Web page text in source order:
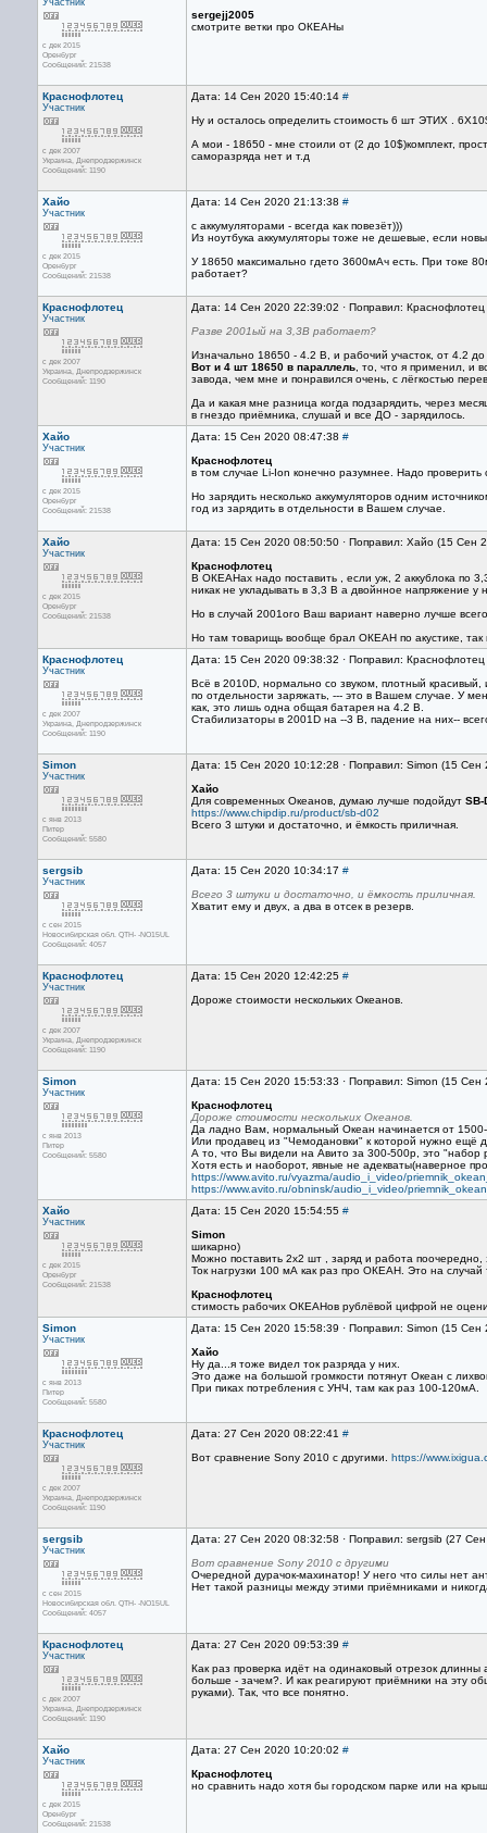
Участник
с дек 2015
Оренбург
Сообщений: 21538
sergejj2005
смотрите ветки про ОКЕАНы
Краснофлотец
Участник
с дек 2007
Украина, Днепродзержинск
Сообщений: 1190
Дата: 14 Сен 2020 15:40:14 #
Ну и осталось определить стоимость 6 шт ЭТИХ .
А мои - 18650 - мне стоили от (2 до 10$)комплект,
саморазряда нет и т.д
Хайо
Участник
с дек 2015
Оренбург
Сообщений: 21538
Дата: 14 Сен 2020 21:13:38 #
с аккумуляторами - всегда как повезёт)))
Из ноутбука аккумуляторы тоже не дешевые, если
У 18650 максимально гдето 3600мАч есть. При токе
работает?
Краснофлотец
Участник
с дек 2007
Украина, Днепродзержинск
Сообщений: 1190
Дата: 14 Сен 2020 22:39:02 · Поправил:
Разве 2001ый на 3,3В работает?
Изначально 18650 - 4.2 В, и рабочий участок, от 4.2
Вот и 4 шт 18650 в параллель , то, что я применил, и
завода, чем мне и понравился очень, с лёгкостью
Да и какая мне разница когда подзарядить, через
в гнездо приёмника, слушай и все ДО - зарядилось.
Хайо
Участник
с дек 2015
Оренбург
Сообщений: 21538
Дата: 15 Сен 2020 08:47:38 #
Краснофлотец
в том случае Li-Ion конечно разумнее. Надо
Но зарядить несколько аккумуляторов одним
год из зарядить в отдельности в Вашем случае.
Хайо
Участник
с дек 2015
Оренбург
Сообщений: 21538
Дата: 15 Сен 2020 08:50:50 · Поправил: Хайо (15 Сен
Краснофлотец
В ОКЕАНах надо поставить , если уж, 2 аккублока по
никак не укладывать в 3,3 В а двойнное напряжение у
Но в случай 2001ого Ваш вариант наверно лучше
Но там товарищь вообще брал ОКЕАН по акустике, так
Краснофлотец
Участник
с дек 2007
Украина, Днепродзержинск
Сообщений: 1190
Дата: 15 Сен 2020 09:38:32 · Поправил:
Всё в 2010D, нормально со звуком, плотный
по отдельности заряжать, --- это в Вашем случае. У
как, это лишь одна общая батарея на 4.2 В.
Стабилизаторы в 2001D на --3 В, падение на них--
Simon
Участник
с янв 2013
Питер
Сообщений: 5580
Дата: 15 Сен 2020 10:12:28 · Поправил: Simon (15
Хайо
Для современных Океанов, думаю лучше подойдут SB-
https://www.chipdip.ru/product/sb-d02
Всего 3 штуки и достаточно, и ёмкость приличная.
sergsib
Участник
с сен 2015
Новосибирская обл. QTH- -NO15UL
Сообщений: 4057
Дата: 15 Сен 2020 10:34:17 #
Всего 3 штуки и достаточно, и ёмкость приличная.
Хватит ему и двух, а два в отсек в резерв.
Краснофлотец
Участник
с дек 2007
Украина, Днепродзержинск
Сообщений: 1190
Дата: 15 Сен 2020 12:42:25 #
Дороже стоимости нескольких Океанов.
Simon
Участник
с янв 2013
Питер
Сообщений: 5580
Дата: 15 Сен 2020 15:53:33 · Поправил: Simon (15
Краснофлотец
Дороже стоимости нескольких Океанов.
Да ладно Вам, нормальный Океан начинается от
Или продавец из "Чемодановки" к которой нужно ещё
А то, что Вы видели на Авито за 300-500р, это "набор
Хотя есть и наоборот, явные не адекваты(наверное
https://www.avito.ru/vyazma/audio_i_video/
https://www.avito.ru/obninsk/audio_i_video/
Хайо
Участник
с дек 2015
Оренбург
Сообщений: 21538
Дата: 15 Сен 2020 15:54:55 #
Simon
шикарно)
Можно поставить 2х2 шт , заряд и работа поочередно,
Ток нагрузки 100 мА как раз про ОКЕАН. Это на
Краснофлотец
стимость рабочих ОКЕАНов рублёвой цифрой не
Simon
Участник
с янв 2013
Питер
Сообщений: 5580
Дата: 15 Сен 2020 15:58:39 · Поправил: Simon (15
Хайо
Ну да...я тоже видел ток разряда у них.
Это даже на большой громкости потянут Океан с
При пиках потребления с УНЧ, там как раз 100-120мА.
Краснофлотец
Участник
с дек 2007
Украина, Днепродзержинск
Сообщений: 1190
Дата: 27 Сен 2020 08:22:41 #
Вот сравнение Sony 2010 с другими. https://
sergsib
Участник
с сен 2015
Новосибирская обл. QTH- -NO15UL
Сообщений: 4057
Дата: 27 Сен 2020 08:32:58 · Поправил: sergsib (27
Вот сравнение Sony 2010 с другими
Очередной дурачок-махинатор! У него что силы нет
Нет такой разницы между этими приёмниками и
Краснофлотец
Участник
с дек 2007
Украина, Днепродзержинск
Сообщений: 1190
Дата: 27 Сен 2020 09:53:39 #
Как раз проверка идёт на одинаковый отрезок длинны
больше - зачем?. И как реагируют приёмники на эту
руками). Так, что все понятно.
Хайо
Участник
с дек 2015
Оренбург
Сообщений: 21538
Дата: 27 Сен 2020 10:20:02 #
Краснофлотец
но сравнить надо хотя бы городском парке или на